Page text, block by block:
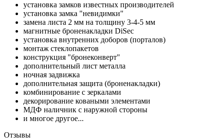
установка замков известных производителей
установка замка "невидимки"
замена листа 2 мм на толщину 3-4-5 мм
магнитные броненакладки DiSec
установка внутренних доборов (порталов)
монтаж стеклопакетов
конструкция "бронеконверт"
дополнительный лист металла
ночная задвижка
дополнительная защита (броненакладки)
комбинирование с зеркалами
декорирование коваными элементами
МДФ наличник с наружной стороны
и многое другое...
Отзывы